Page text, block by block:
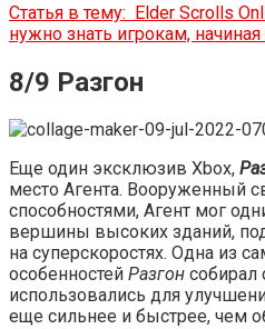
Статья в тему: Elder Scrolls
нужно знать игрокам,
8/9 Разгон
Еще один эксклюзив Xbox,
место Агента. Вооруженный
способностями, Агент мог
вершины высоких зданий,
на суперскоростях. Одна из
особенностей Разгон
использовались для
еще сильнее и быстрее, чем